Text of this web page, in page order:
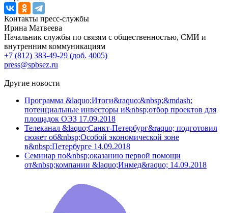
Контакты пресс-службы
Ирина Матвеева
Начальник службы по связям с общественностью, СМИ и
внутренним коммуникациям
+7 (812) 383-49-29 (доб. 4005)
press@spbsez.ru
Другие новости
Программа &laquo;Итоги&raquo;&nbsp;&mdash;
потенциальные инвесторы и&nbsp;отбор проектов для
площадок ОЭЗ 17.09.2018
Телеканал &laquo;Санкт-Петербург&raquo; подготовил
сюжет об&nbsp;Особой экономической зоне
в&nbsp;Петербурге 14.09.2018
Семинар по&nbsp;оказанию первой помощи
от&nbsp;компании &laquo;Инмед&raquo; 14.09.2018